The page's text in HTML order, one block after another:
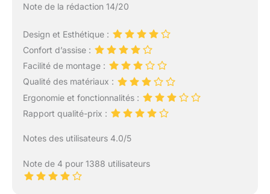
Note de la rédaction 14/20
Design et Esthétique :
Confort d’assise :
Facilité de montage :
Qualité des matériaux :
Ergonomie et fonctionnalités :
Rapport qualité-prix :
Notes des utilisateurs 4.0/5
Note de 4 pour 1388 utilisateurs